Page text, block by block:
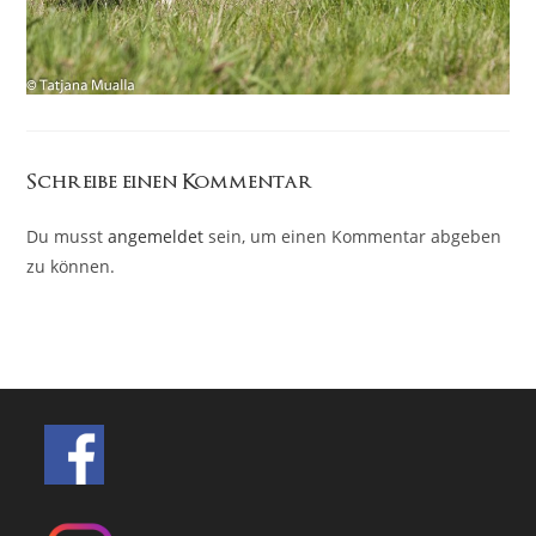
Schreibe einen Kommentar
Du musstangemeldet sein, um einen Kommentar abgeben
zu können.